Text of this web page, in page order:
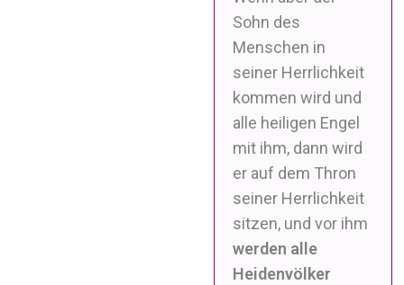
Sohn des
Menschen in
seiner Herrlichkeit
kommen wird und
alle heiligen Engel
mit ihm, dann wird
er auf dem Thron
seiner Herrlichkeit
sitzen, und vor ihm
werden alle
Heidenvölker